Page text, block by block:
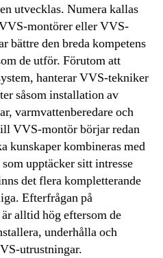
utvecklas. Numera kallas
montörer eller VVS-
bättre den breda kompetens
de utför. Förutom att
hanterar VVS-tekniker
såsom installation av
varmvattenberedare och
VVS-montör börjar redan
kunskaper kombineras med
upptäcker sitt intresse
det flera kompletterande
Efterfrågan på
alltid hög eftersom de
underhålla och
utrustningar.